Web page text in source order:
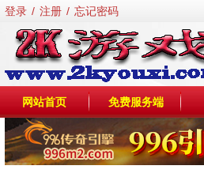
登录 / 注册 / 忘记密码
网站首页 免费服务端